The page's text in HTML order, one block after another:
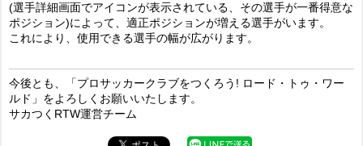
(選手詳細画面でアイコンが表示されている、その選手が一番得意な
ポジション)によって、適正ポジションが増える選手がいます。
これにより、使用できる選手の幅が広がります。
今後とも、「プロサッカークラブをつくろう! ロード・トゥ・ワー
ルド」をよろしくお願いいたします。
サカつくRTW運営チーム